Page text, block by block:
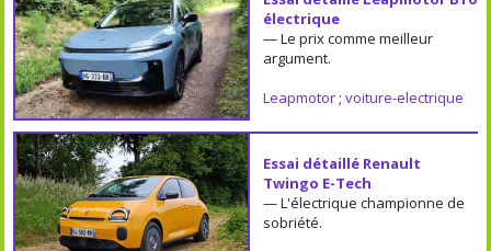
électrique
— Le prix comme meilleur
argument.
Leapmotor; voiture-electrique
Essai détaillé Renault
Twingo E-Tech
— L'électrique championne de
sobriété.